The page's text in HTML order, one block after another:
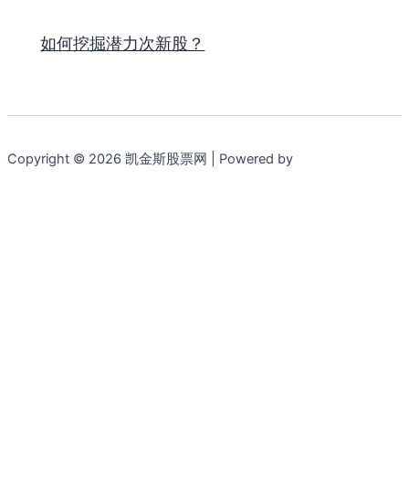
如何挖掘潜力次新股？
Copyright © 2026 凯金斯股票网 | Powered by